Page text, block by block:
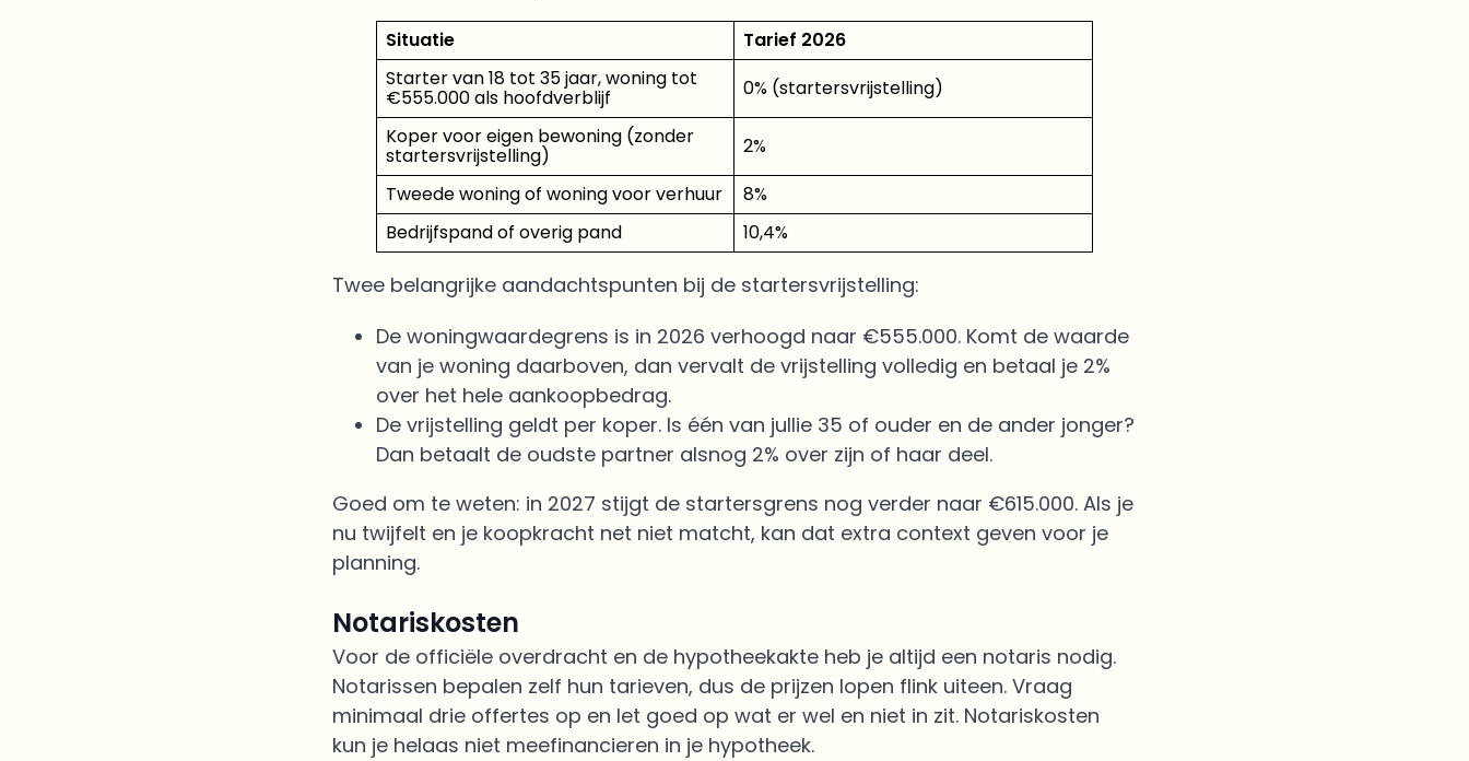
Situatie
Tarief 2026
Starter van 18 tot 35 jaar, woning tot
€555.000 als hoofdverblijf
0% (startersvrijstelling)
Koper voor eigen bewoning (zonder
startersvrijstelling)
2%
Tweede woning of woning voor verhuur
8%
Bedrijfspand of overig pand
10,4%
Twee belangrijke aandachtspunten bij de startersvrijstelling:
De woningwaardegrens is in 2026 verhoogd naar €555.000. Komt de waarde
van je woning daarboven, dan vervalt de vrijstelling volledig en betaal je 2%
over het hele aankoopbedrag.
De vrijstelling geldt per koper. Is één van jullie 35 of ouder en de ander jonger?
Dan betaalt de oudste partner alsnog 2% over zijn of haar deel.
Goed om te weten: in 2027 stijgt de startersgrens nog verder naar €615.000. Als je
nu twijfelt en je koopkracht net niet matcht, kan dat extra context geven voor je
planning.
Notariskosten
Voor de officiële overdracht en de hypotheekakte heb je altijd een notaris nodig.
Notarissen bepalen zelf hun tarieven, dus de prijzen lopen flink uiteen. Vraag
minimaal drie offertes op en let goed op wat er wel en niet in zit. Notariskosten
kun je helaas niet meefinancieren in je hypotheek.